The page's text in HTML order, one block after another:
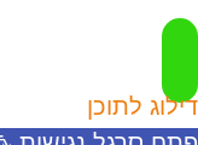
דילוג לתוכן